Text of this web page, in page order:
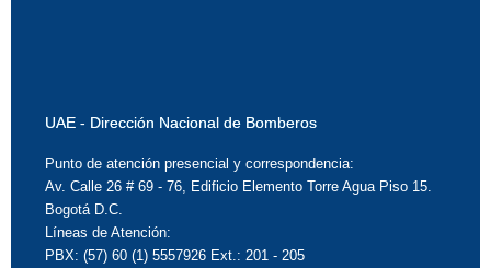
UAE - Dirección Nacional de Bomberos
Punto de atención presencial y correspondencia:
Av. Calle 26 # 69 - 76, Edificio Elemento Torre Agua Piso 15.
Bogotá D.C.
Líneas de Atención:
PBX: (57) 60 (1) 5557926 Ext.: 201 - 205